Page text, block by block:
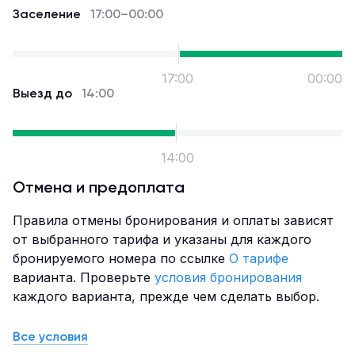
пресса и охраняемая парковка.
SPA включает два ресторана, летнюю террасу на
крыше и кафе-кондитерскую Библиотека, где
можно насладиться чаепитием в сочетании с
домашним вареньем, фирменными травяными
чаями и ароматным свежесваренным кофе. Гости
могут посетить ремесленные мастерские и
магазин с ювелирными изделиями из натуральных
На территории парка проводятся
разнообразные мероприятия для детей и
взрослых: музыкальные вечера под открытым
небом, просмотры кинофильмов и многие другие.
Акватермальный комплекс располагает
джакузи, фотарием и фитобаром. Спа-меню
Заселение 17:00–00:00
17:00 00:00
Выезд до 14:00
14:00
Отмена и предоплата
Правила отмены бронирования и оплаты зависят
от выбранного тарифа и указаны для каждого
бронируемого номера по ссылке О тарифе
варианта. Проверьте условия бронирования
каждого варианта, прежде чем сделать выбор.
Все условия